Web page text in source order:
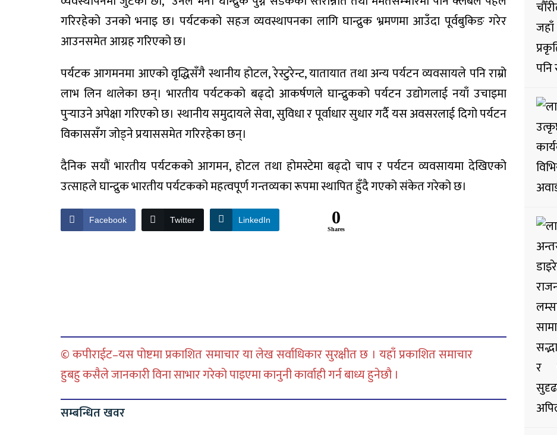
गरिरहेको उनको भनाइ छ। पर्यटकको सहज व्यवस्थापनका लागि घान्द्रुक भ्रमणमा आउँदा पूर्वबुकिङ गरेर
आउनसमेत आग्रह गरिएको छ।
पर्यटक आगमनमा आएको वृद्धिसँगै स्थानीय होटल, रेस्टुरेन्ट, यातायात तथा अन्य पर्यटन व्यवसायले पनि राम्रो
लाभ लिन थालेका छन्। भारतीय पर्यटकको बढ्दो आकर्षणले घान्द्रुकको पर्यटन उद्योगलाई नयाँ उचाइमा
पुर्‍याउने अपेक्षा गरिएको छ। स्थानीय समुदायले सेवा, सुविधा र पूर्वाधार सुधार गर्दै यस अवसरलाई दिगो पर्यटन
विकाससँग जोड्ने प्रयाससमेत गरिरहेका छन्।
दैनिक सयौं भारतीय पर्यटकको आगमन, होटल तथा होमस्टेमा बढ्दो चाप र पर्यटन व्यवसायमा देखिएको
उत्साहले घान्द्रुक भारतीय पर्यटकको महत्वपूर्ण गन्तव्यका रूपमा स्थापित हुँदै गएको संकेत गरेको छ।
Facebook Twitter LinkedIn 0
Shares
© कपीराईट–यस पोष्टमा प्रकाशित समाचार या लेख सर्वाधिकार सुरक्षीत छ । यहाँ प्रकाशित समाचार
हुबहु कसैले जानकारी विना साभार गरेको पाइएमा कानुनी कार्वाही गर्न बाध्य हुनेछौ ।
सम्बन्धित खवर